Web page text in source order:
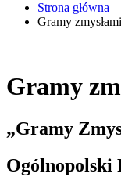
Strona główna
Gramy zmysłami
Gramy
„Gramy
Ogólnopolski